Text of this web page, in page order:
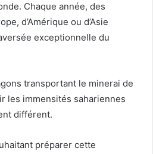
Chaque année, des
d’Amérique ou d’Asie
exceptionnelle du
transportant le minerai de
les immensités sahariennes
différent.
préparer cette